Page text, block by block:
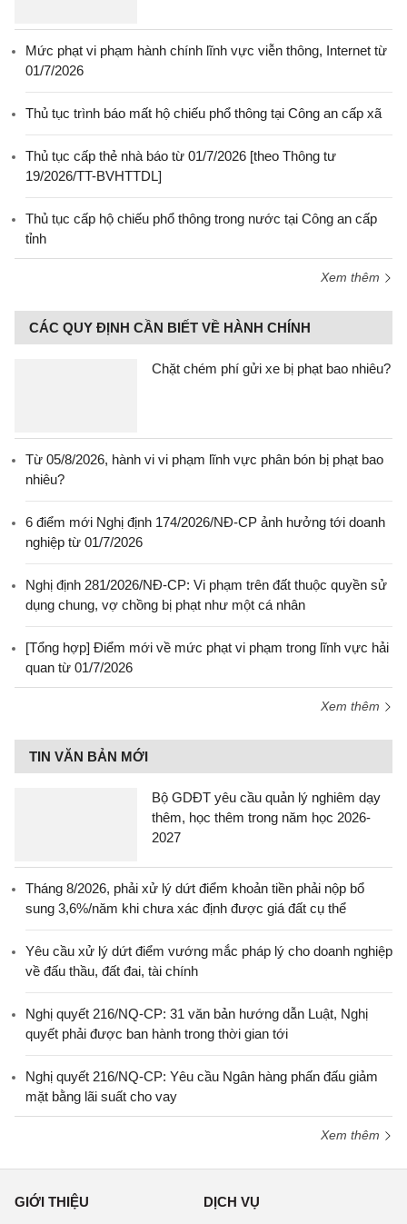
Mức phạt vi phạm hành chính lĩnh vực viễn thông, Internet từ
01/7/2026
Thủ tục trình báo mất hộ chiếu phổ thông tại Công an cấp xã
Thủ tục cấp thẻ nhà báo từ 01/7/2026 [theo Thông tư
19/2026/TT-BVHTTDL]
Thủ tục cấp hộ chiếu phổ thông trong nước tại Công an cấp
tỉnh
Xem thêm
CÁC QUY ĐỊNH CẦN BIẾT VỀ HÀNH CHÍNH
Chặt chém phí gửi xe bị phạt bao nhiêu?
Từ 05/8/2026, hành vi vi phạm lĩnh vực phân bón bị phạt bao
nhiêu?
6 điểm mới Nghị định 174/2026/NĐ-CP ảnh hưởng tới doanh
nghiệp từ 01/7/2026
Nghị định 281/2026/NĐ-CP: Vi phạm trên đất thuộc quyền sử
dụng chung, vợ chồng bị phạt như một cá nhân
[Tổng hợp] Điểm mới về mức phạt vi phạm trong lĩnh vực hải
quan từ 01/7/2026
Xem thêm
TIN VĂN BẢN MỚI
Bộ GDĐT yêu cầu quản lý nghiêm dạy
thêm, học thêm trong năm học 2026-
2027
Tháng 8/2026, phải xử lý dứt điểm khoản tiền phải nộp bổ
sung 3,6%/năm khi chưa xác định được giá đất cụ thể
Yêu cầu xử lý dứt điểm vướng mắc pháp lý cho doanh nghiệp
về đấu thầu, đất đai, tài chính
Nghị quyết 216/NQ-CP: 31 văn bản hướng dẫn Luật, Nghị
quyết phải được ban hành trong thời gian tới
Nghị quyết 216/NQ-CP: Yêu cầu Ngân hàng phấn đấu giảm
mặt bằng lãi suất cho vay
Xem thêm
GIỚI THIỆU DỊCH VỤ